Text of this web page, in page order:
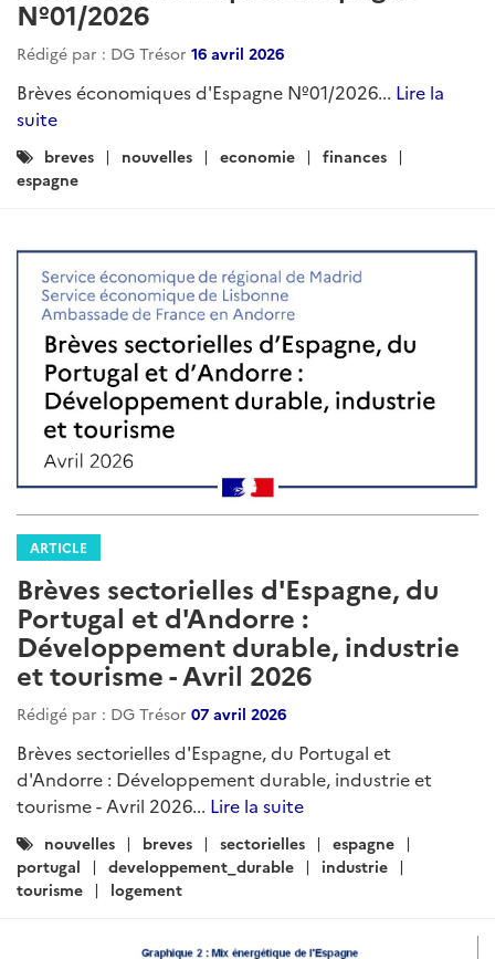
Nº01/2026
Rédigé par : DG Trésor 16 avril 2026
Brèves économiques d'Espagne Nº01/2026... Lire la
suite
Catégories
:
breves nouvelles economie
finances
espagne
ARTICLE
Brèves sectorielles d'Espagne, du
Portugal et d'Andorre :
Développement durable, industrie
et tourisme - Avril 2026
Rédigé par : DG Trésor 07 avril 2026
Brèves sectorielles d'Espagne, du Portugal et
d'Andorre : Développement durable, industrie et
tourisme - Avril 2026... Lire la suite
Catégories
:
nouvelles breves sectorielles
espagne
portugal
developpement_durable
industrie
tourisme
logement